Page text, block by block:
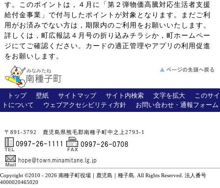
す。このポイントは，４月に「第２弾物価高騰対応生活者支援
給付金事業」で付与したポイントが対象となります。まだご利
用がお済みでない方は，期限内のご利用をお願いいたします。
詳しくは，町広報誌４月号の折り込みチラシか，町ホームペー
ジにてご確認ください。カードの適正管理やアプリの利用促進
をお願いします。
トップ 壁紙 サイトマップ サイト内検索 文字を拡大
このサイ
トについて
ウェブアクセシビリティ方針 お問い合わせ・通報フォーム
〒891-3792 鹿児島県熊毛郡南種子町中之上2793-1
Copyright ©2010 - 2026 南種子町役場｜鹿児島｜種子島. All Rights Reserved. 法人番号
4000020465020